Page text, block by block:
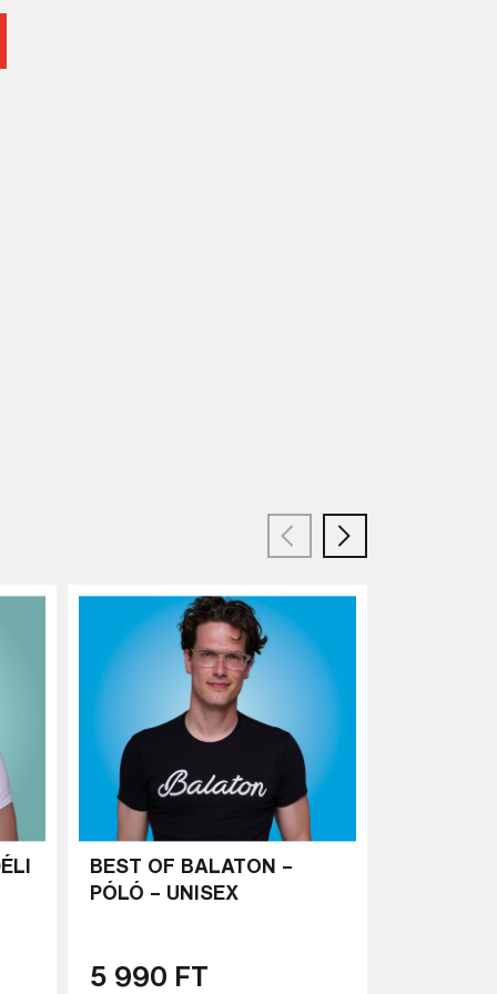
BEST OF BALATON –
PÓLÓ – UNISEX
5 990 FT